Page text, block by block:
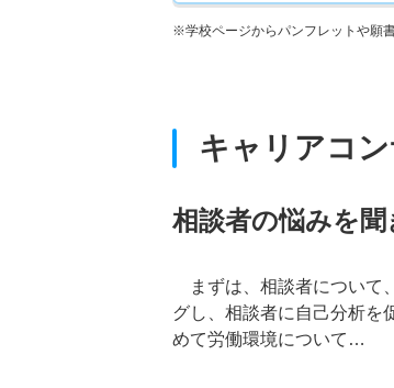
※学校ページからパンフレットや願
キャリアコ
相談者の悩みを
まずは、相談者について
グし、相談者に自己分析を
めて労働環境について…